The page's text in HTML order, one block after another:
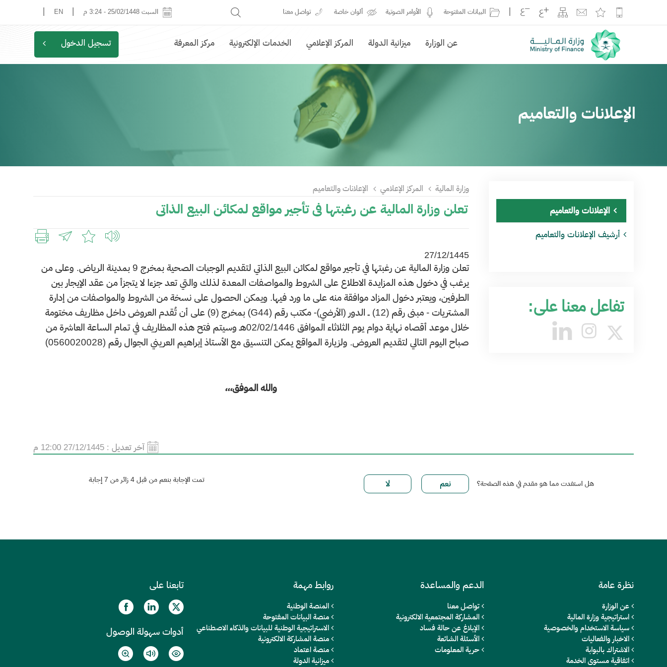
البيانات المفتوحة الأوامر الصوتية ألوان خاصة تواصل معنا EN السبت 25/02/1448 - 3:24 م
عن الوزارة ميزانية الدولة المركز الإعلامي الخدمات الإلكترونية مركز المعرفة تسجيل الدخول
الإعلانات والتعاميم
الإعلانات والتعاميم
أرشيف الإعلانات والتعاميم
تفاعل معنا على:
وزارة المالية المركز الإعلامي الإعلانات والتعاميم
تعلن وزارة المالية عن رغبتها في تأجير مواقع لمكائن البيع الذاتي
27/12/1445
​​تعلن وزارة المالية عن رغبتها في تأجير مواقع لمكائن البيع الذاتي لتقديم الوجبات الصحية بمخرج 9 بمدينة الرياض. وعلى من
يرغب في دخول هذه المزايدة الاطلاع على الشروط والمواصفات المعدة لذلك والتي تعد جزءا لا يتجزأ من عقد الإيجار بين
الطرفين، ويعتبر دخول المزاد موافقة منه على ما ورد فيها. ويمكن الحصول على نسخة من الشروط والمواصفات من إدارة
المشتريات - مبنى رقم (12) ــ الدور (الأرضي)- مكتب رقم (G44) بمخرج (9) على أن تُقدم العروض داخل مظاريف مختومة
خلال موعد أقصاه نهاية دوام يوم الثلاثاء الموافق 02/02/1446هـ وسيتم فتح هذه المظاريف في تمام الساعة العاشرة من
صباح اليوم التالي لتقديم العروض. ولزيارة المواقع يمكن التنسيق مع الأستاذ إبراهيم العريني الجوال رقم (0560020028)
والله الموفق،،،
آخر تعديل : 27/12/1445 12:00 م
هل استفدت مما هو مقدم في هذه الصفحة؟ تمت الإجابة بنعم من قبل 4 زائر من 7 إجابة
نظرة عامة
عن الوزارة
استراتيجية وزارة المالية
سياسة الاستخدام والخصوصية
الاخبار والفعاليات
الاشتراك بالبوابة
اتفاقية مستوى الخدمة
الدعم والمساعدة
تواصل معنا
المشاركة المجتمعية الالكترونية
الإبلاغ عن حالة فساد
الأسئلة الشائعة
حرية المعلومات
روابط مهمة
المنصة الوطنية
منصة البيانات المفتوحة
الاستراتيجية الوطنية للبيانات والذكاء الاصطناعي
منصة المشاركة الالكترونية
منصة اعتماد
ميزانية الدولة
تابعنا على
أدوات سهولة الوصول